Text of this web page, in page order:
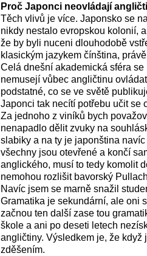
Proč Japonci neovládají
Těch vlivů je více. Japonsko se
nikdy nestalo evropskou kolonií,
že by byli nuceni dlouhodobě
klasickým jazykem čínština,
Celá dnešní akademická sféra
nemusejí vůbec angličtinu
podstatné, co se ve světě
Japonci tak necítí potřebu učit se
Za jednoho z viníků bych
nenapadlo dělit zvuky na
slabiky a na ty je japonština
všechny jsou otevřené a končí
anglického, musí to tedy komolit
nemohou rozlišit bavorský
Navíc jsem se marně snažil
Gramatika je sekundární, ale oni
začnou ten další zase tou
škole a ani po deseti letech
angličtiny. Výsledkem je, že
zděšením.